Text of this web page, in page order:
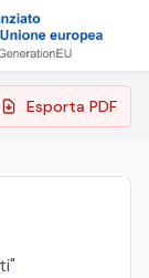
Esporta PDF